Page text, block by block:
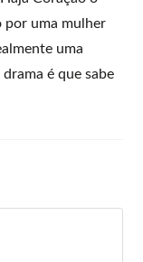
por uma mulher
uma
é que sabe